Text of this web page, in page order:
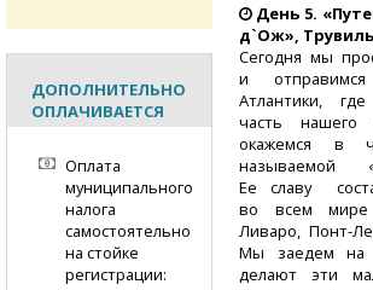
День 5.
д`Ож»,
Сегодня мы
и
Атлантики,
часть
окажемся в
называемой
Ее славу
во всем мире
Ливаро,Понт-
Мы заедем на
делают эти
ДОПОЛНИТЕЛЬНО
ОПЛАЧИВАЕТСЯ
Оплата
муниципального
налога
самостоятельно
на стойке
регистрации: